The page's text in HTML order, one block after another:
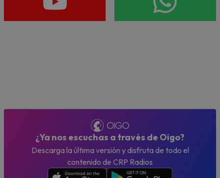
¿Ya nos escuchas a través de Oigo?
Descarga la última versión y disfruta de todo el
contenido de CRP Radios